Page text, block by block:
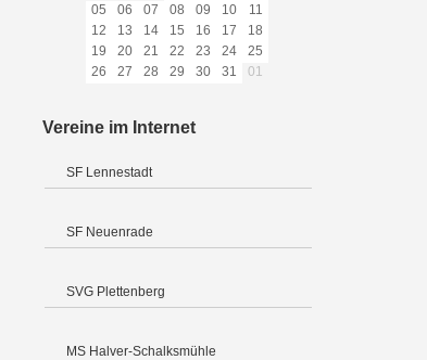
05
06 07 08 09 10
11
12
13 14 15 16 17
18
19
20 21 22 23 24
25
26
27 28 29 30 31 01
Vereine im Internet
SF Lennestadt
SF Neuenrade
SVG Plettenberg
MS Halver-Schalksmühle